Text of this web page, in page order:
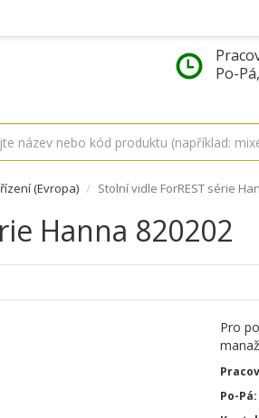
Po-
(Evropa) Stolní vidle ForREST série
Hanna 820202
Pro
Po-